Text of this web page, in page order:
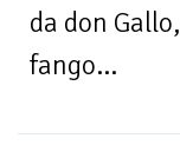
da don
fango...